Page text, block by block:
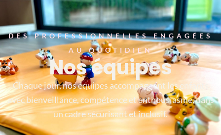
DES PROFESSIONNELLES ENGAGÉES
AU QUOTIDIEN
Nos équipes
Chaque jour, nos équipes accompagnent les enfants
avec bienveillance, compétence et enthousiasme, dans
un cadre sécurisant et inclusif.